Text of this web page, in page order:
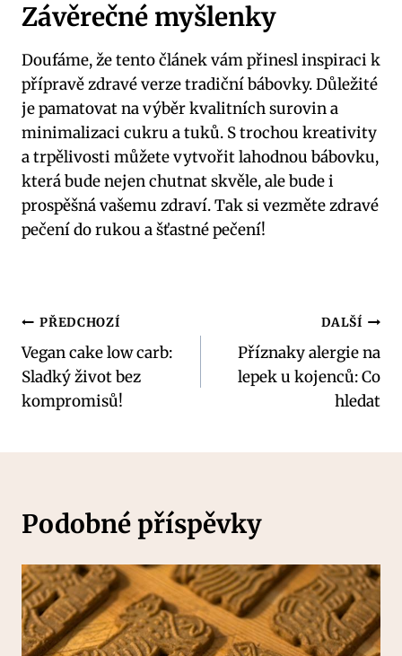
Závěrečné myšlenky
Doufáme, že tento článek vám přinesl inspiraci k
přípravě zdravé verze tradiční bábovky. Důležité
je pamatovat na výběr kvalitních surovin a
minimalizaci cukru a tuků. S trochou kreativity
a trpělivosti můžete vytvořit lahodnou bábovku,
která bude nejen chutnat skvěle, ale bude i
prospěšná vašemu zdraví. Tak si vezměte zdravé
pečení do rukou a šťastné pečení!
Navigace
pro
příspěvek
PŘEDCHOZÍ
Vegan cake low carb:
Sladký život bez
kompromisů!
DALŠÍ
Příznaky alergie na
lepek u kojenců: Co
hledat
Podobné příspěvky